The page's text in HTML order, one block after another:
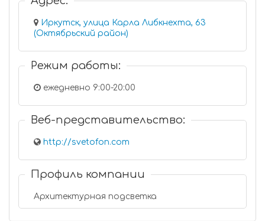
Иркутск, улица Карла Либкнехта, 63
(Октябрьский район)
Режим работы:
ежедневно 9:00-20:00
Веб-представительство:
http://svetofon.com
Профиль компании
Архитектурная подсветка